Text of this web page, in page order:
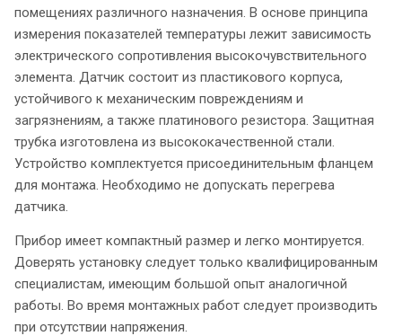
помещениях различного назначения. В основе принципа
измерения показателей температуры лежит зависимость
электрического сопротивления высокочувствительного
элемента. Датчик состоит из пластикового корпуса,
устойчивого к механическим повреждениям и
загрязнениям, а также платинового резистора. Защитная
трубка изготовлена из высококачественной стали.
Устройство комплектуется присоединительным фланцем
для монтажа. Необходимо не допускать перегрева
датчика.
Прибор имеет компактный размер и легко монтируется.
Доверять установку следует только квалифицированным
специалистам, имеющим большой опыт аналогичной
работы. Во время монтажных работ следует производить
при отсутствии напряжения.